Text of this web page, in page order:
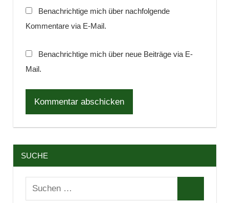
Benachrichtige mich über nachfolgende
Kommentare via E-Mail.
Benachrichtige mich über neue Beiträge via E-
Mail.
SUCHE
Suchen
nach: